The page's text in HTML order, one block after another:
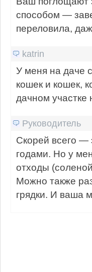
способом —
переловила,
katrin
У меня на даче
кошек и кошек,
дачном участке
Руководитель
Скорей всего —
годами. Но у
отходы
Можно также
грядки. И ваша